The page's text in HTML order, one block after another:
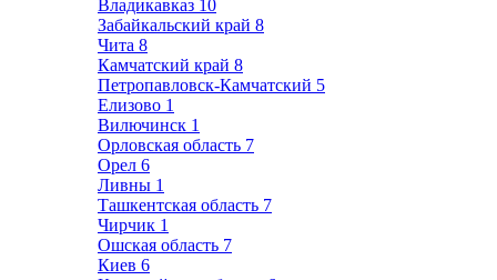
Владикавказ 10
Забайкальский край 8
Чита 8
Камчатский край 8
Петропавловск-Камчатский 5
Елизово 1
Вилючинск 1
Орловская область 7
Орел 6
Ливны 1
Ташкентская область 7
Чирчик 1
Ошская область 7
Киев 6